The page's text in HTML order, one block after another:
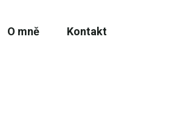
O mně Kontakt